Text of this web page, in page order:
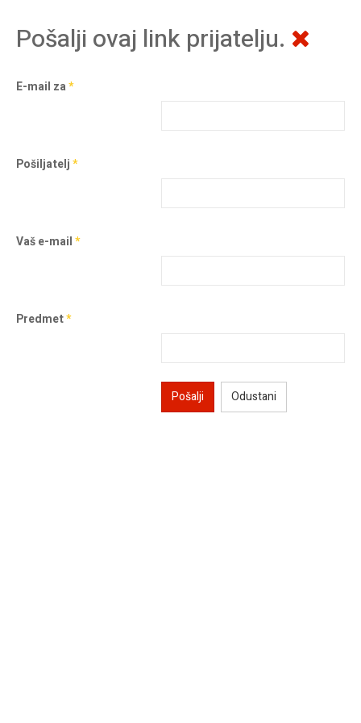
Pošalji ovaj link prijatelju.
E-mail za*
Pošiljatelj*
Vaš e-mail*
Predmet*
Pošalji Odustani